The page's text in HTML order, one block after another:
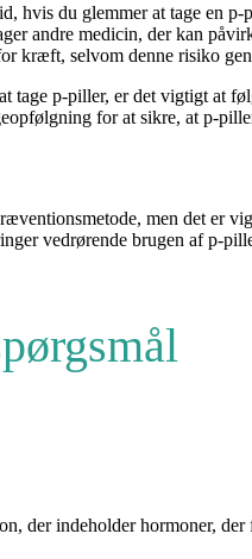
hvis du glemmer at tage en p-
andre medicin, der kan
kræft, selvom denne risiko
tage p-piller, er det vigtigt at
for at sikre, at p-
men det er
vedrørende brugen af p-
der indeholder hormoner,